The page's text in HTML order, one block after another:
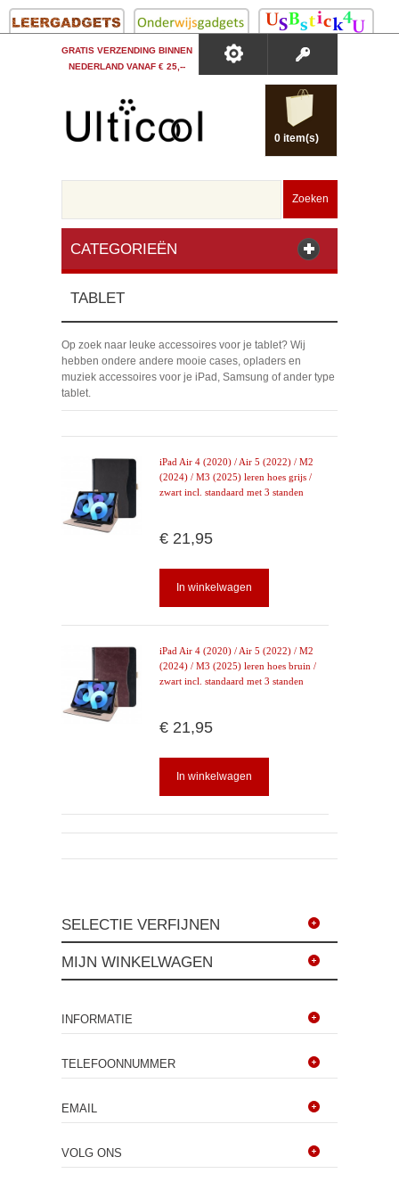
GRATIS VERZENDING BINNEN
NEDERLAND VANAF € 25,--
0 item(s)
Zoeken
CATEGORIEËN
TABLET
Op zoek naar leuke accessoires voor je tablet? Wij
hebben ondere andere mooie cases, opladers en
muziek accessoires voor je iPad, Samsung of ander type
tablet.
iPad Air 4 (2020) / Air 5 (2022) / M2
(2024) / M3 (2025) leren hoes grijs /
zwart incl. standaard met 3 standen
€ 21,95
In winkelwagen
iPad Air 4 (2020) / Air 5 (2022) / M2
(2024) / M3 (2025) leren hoes bruin /
zwart incl. standaard met 3 standen
€ 21,95
In winkelwagen
SELECTIE VERFIJNEN
MIJN WINKELWAGEN
INFORMATIE
TELEFOONNUMMER
EMAIL
VOLG ONS